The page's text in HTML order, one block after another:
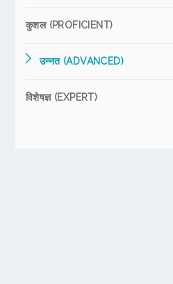
कुशल (PROFICIENT)
उन्नत (ADVANCED)
विशेषज्ञ (EXPERT)